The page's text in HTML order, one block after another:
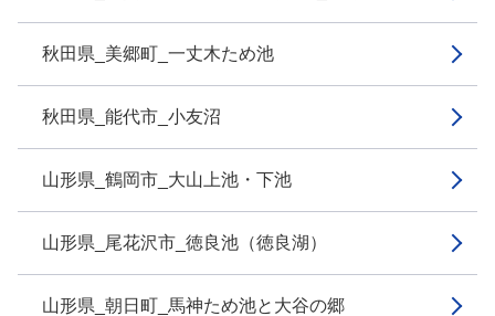
秋田県_美郷町_一丈木ため池
秋田県_能代市_小友沼
山形県_鶴岡市_大山上池・下池
山形県_尾花沢市_徳良池（徳良湖）
山形県_朝日町_馬神ため池と大谷の郷